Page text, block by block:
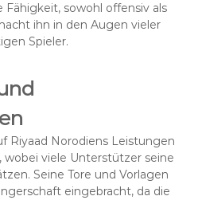
sowohl offensiv als
ihn in den Augen vieler
Spieler.
Riyaad Norodiens Leistungen
viele Unterstützer seine
Seine Tore und Vorlagen
eingebracht, da die